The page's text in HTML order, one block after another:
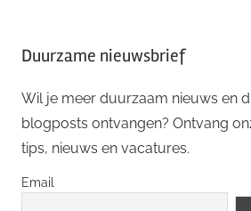
Duurzame nieuwsbrief
Wil je meer duurzaam nieuws en
blogposts ontvangen? Ontvang
tips, nieuws en vacatures.
Email